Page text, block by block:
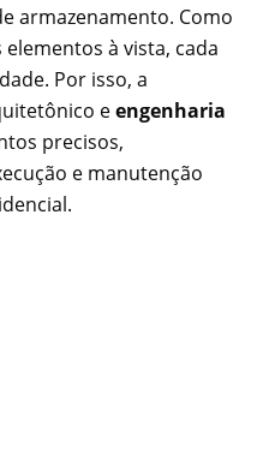
armazenamento. Como
à vista, cada
Por isso, a
eengenharia
precisos,
e manutenção